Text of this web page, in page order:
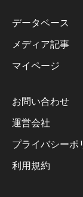
データベース
メディア記事
マイページ
お問い合わせ
運営会社
プライバシーポ
利用規約